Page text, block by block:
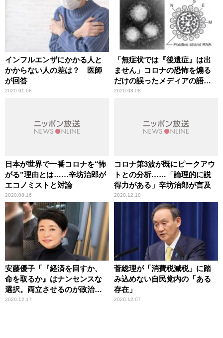
インフルエンザにかかる人と
かからない人の差は？ 医師
が回答
2020.01.08
「無症状では『後遺症』は出
ません」コロナの恐怖を煽る
だけの誤ったメディアの語法
に辛坊治郎が異議
2020.08.08
日本が世界で一番コロナを“怖
がる”理由とは……辛坊治郎が
エコノミストと対論
2020.08.16
コロナ第3波が既にピークアウ
トとの分析……「論理的に説
得力がある」辛坊治郎が言及
2020.12.10
安藤優子「『経済を回すか、
命を取るか』はナンセンスな
選択。両立させるのが政治」
『GoTo』全国一律停止受けて
2020.12.17
菅総理が「消費税減税」に踏
み込めない自民党内の「ある
存在」
2020.12.07